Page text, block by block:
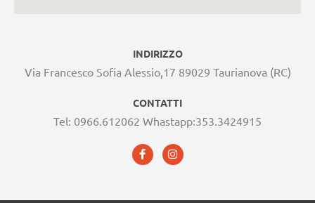
INDIRIZZO
Via Francesco Sofia Alessio,17 89029 Taurianova (RC)
CONTATTI
Tel: 0966.612062 Whastapp:353.3424915​
F
a
c
I
n
s